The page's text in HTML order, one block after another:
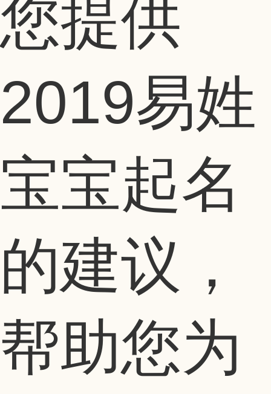
您提供
2019易姓
宝宝起名
的建议，
帮助您为